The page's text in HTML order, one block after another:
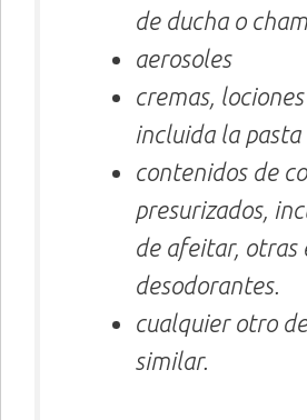
de ducha o
aerosoles
cremas,
incluida la pasta
contenidos de
presurizados,
de afeitar, otras
desodorantes.
cualquier otro
similar.